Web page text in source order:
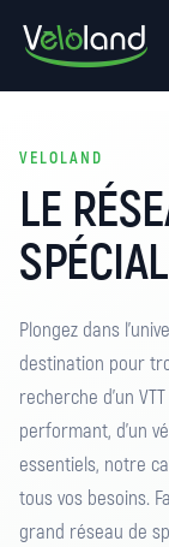
VELOLAND
LE
Plongez dans
destination pour
recherche d'un
performant, d'un
essentiels, notre
tous vos besoins.
grand réseau de